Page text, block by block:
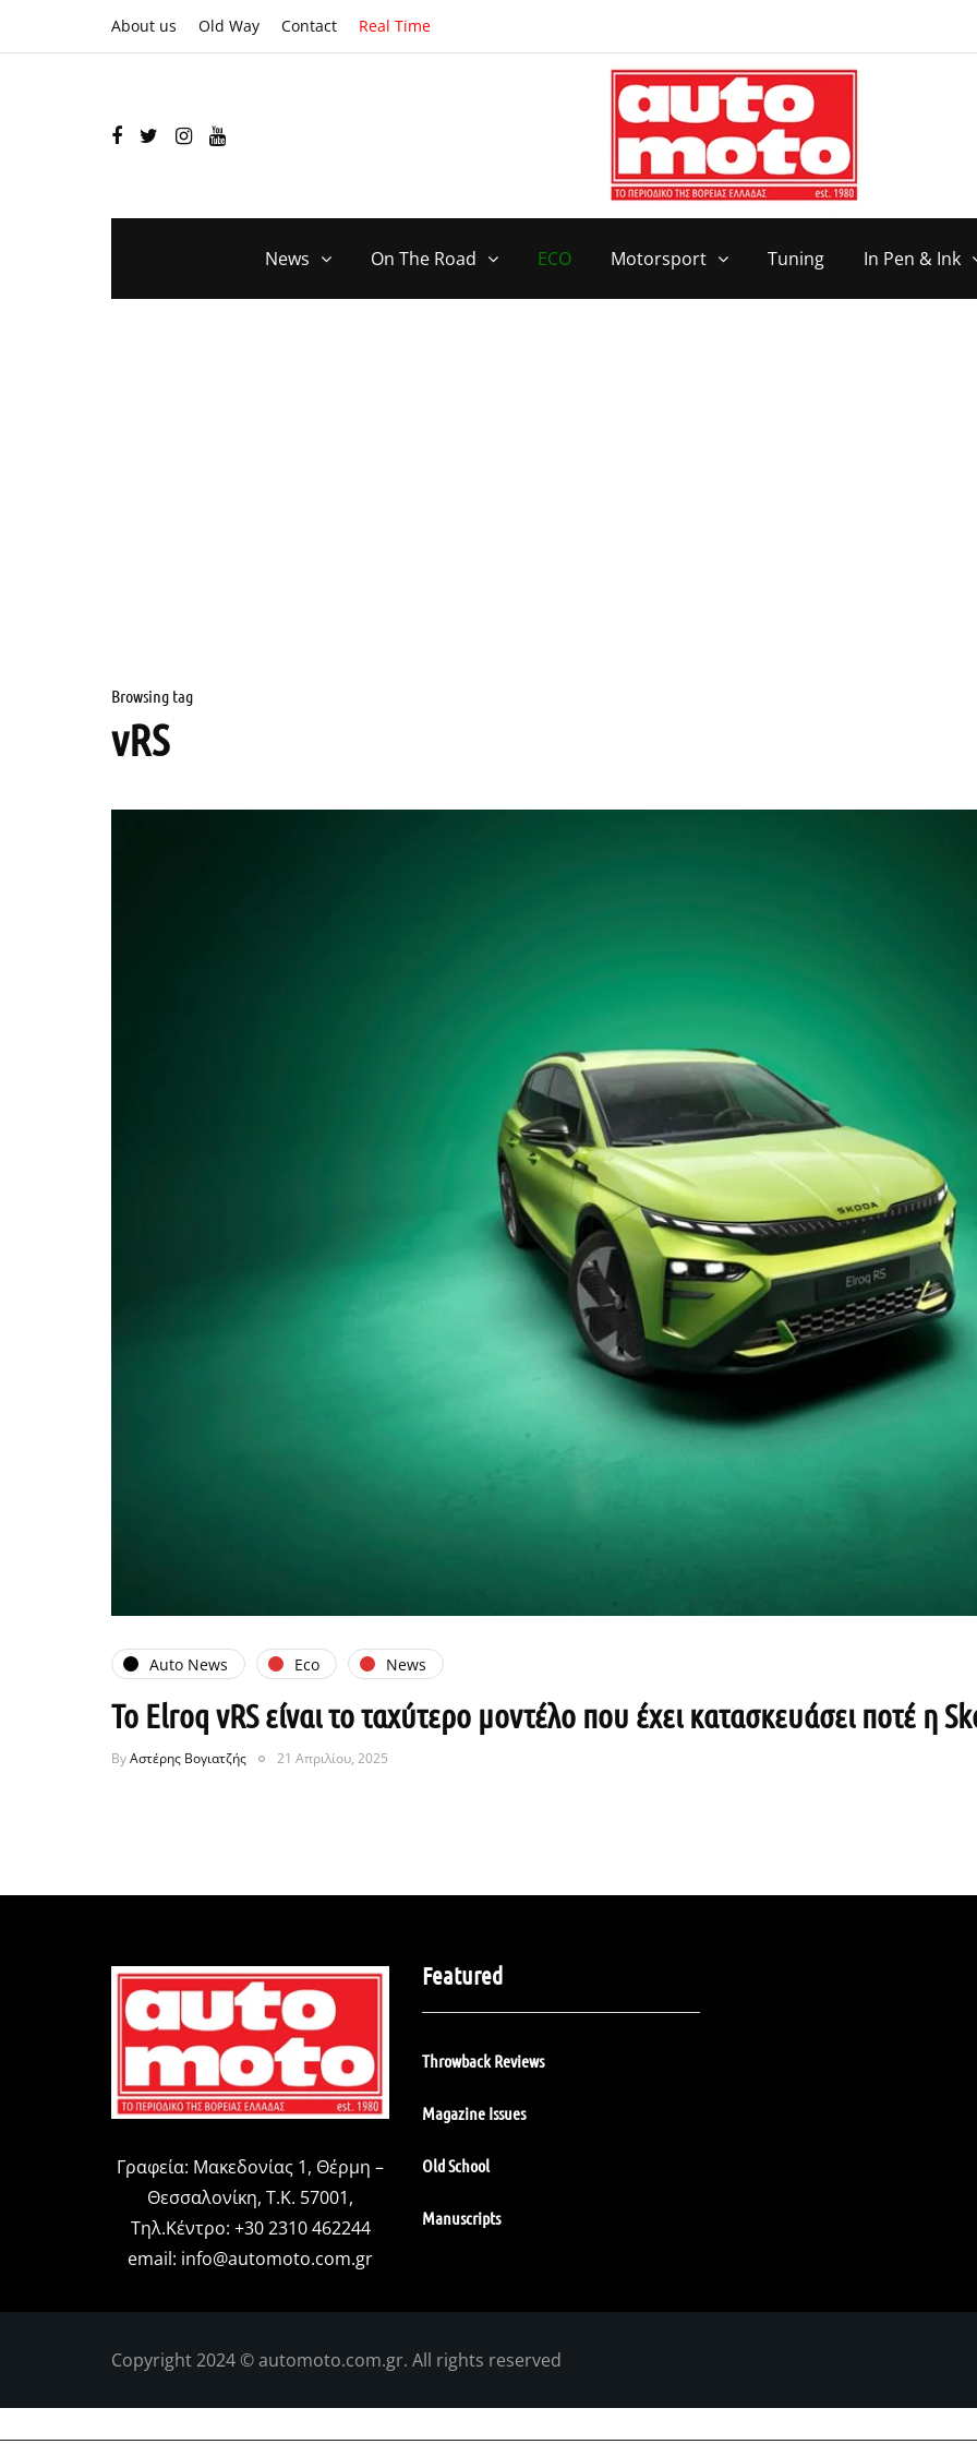
About us Old Way Contact Real Time
News On The Road ECO Motorsport Tuning In Pen & Ink
Browsing tag
vRS
Auto News Eco News
Το Elroq vRS είναι το ταχύτερο μοντέλο που έχει κατασκευάσει ποτέ η
ByΑστέρης Βογιατζής 21 Απριλίου, 2025
Γραφεία: Μακεδονίας 1, Θέρμη –
Θεσσαλονίκη, Τ.Κ. 57001,
Τηλ.Κέντρο: +30 2310 462244
email: info@automoto.com.gr
Featured
Throwback Reviews
Magazine Issues
Old School
Manuscripts
Copyright 2024 © automoto.com.gr. All rights reserved